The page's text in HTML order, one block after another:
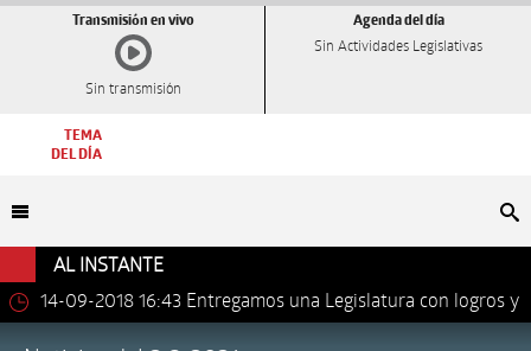
Transmisión en vivo
Sin transmisión
Agenda del día
Sin Actividades Legislativas
TEMA
DEL DÍA
AL INSTANTE
14-09-2018 16:43 Entregamos una Legislatura con logros y